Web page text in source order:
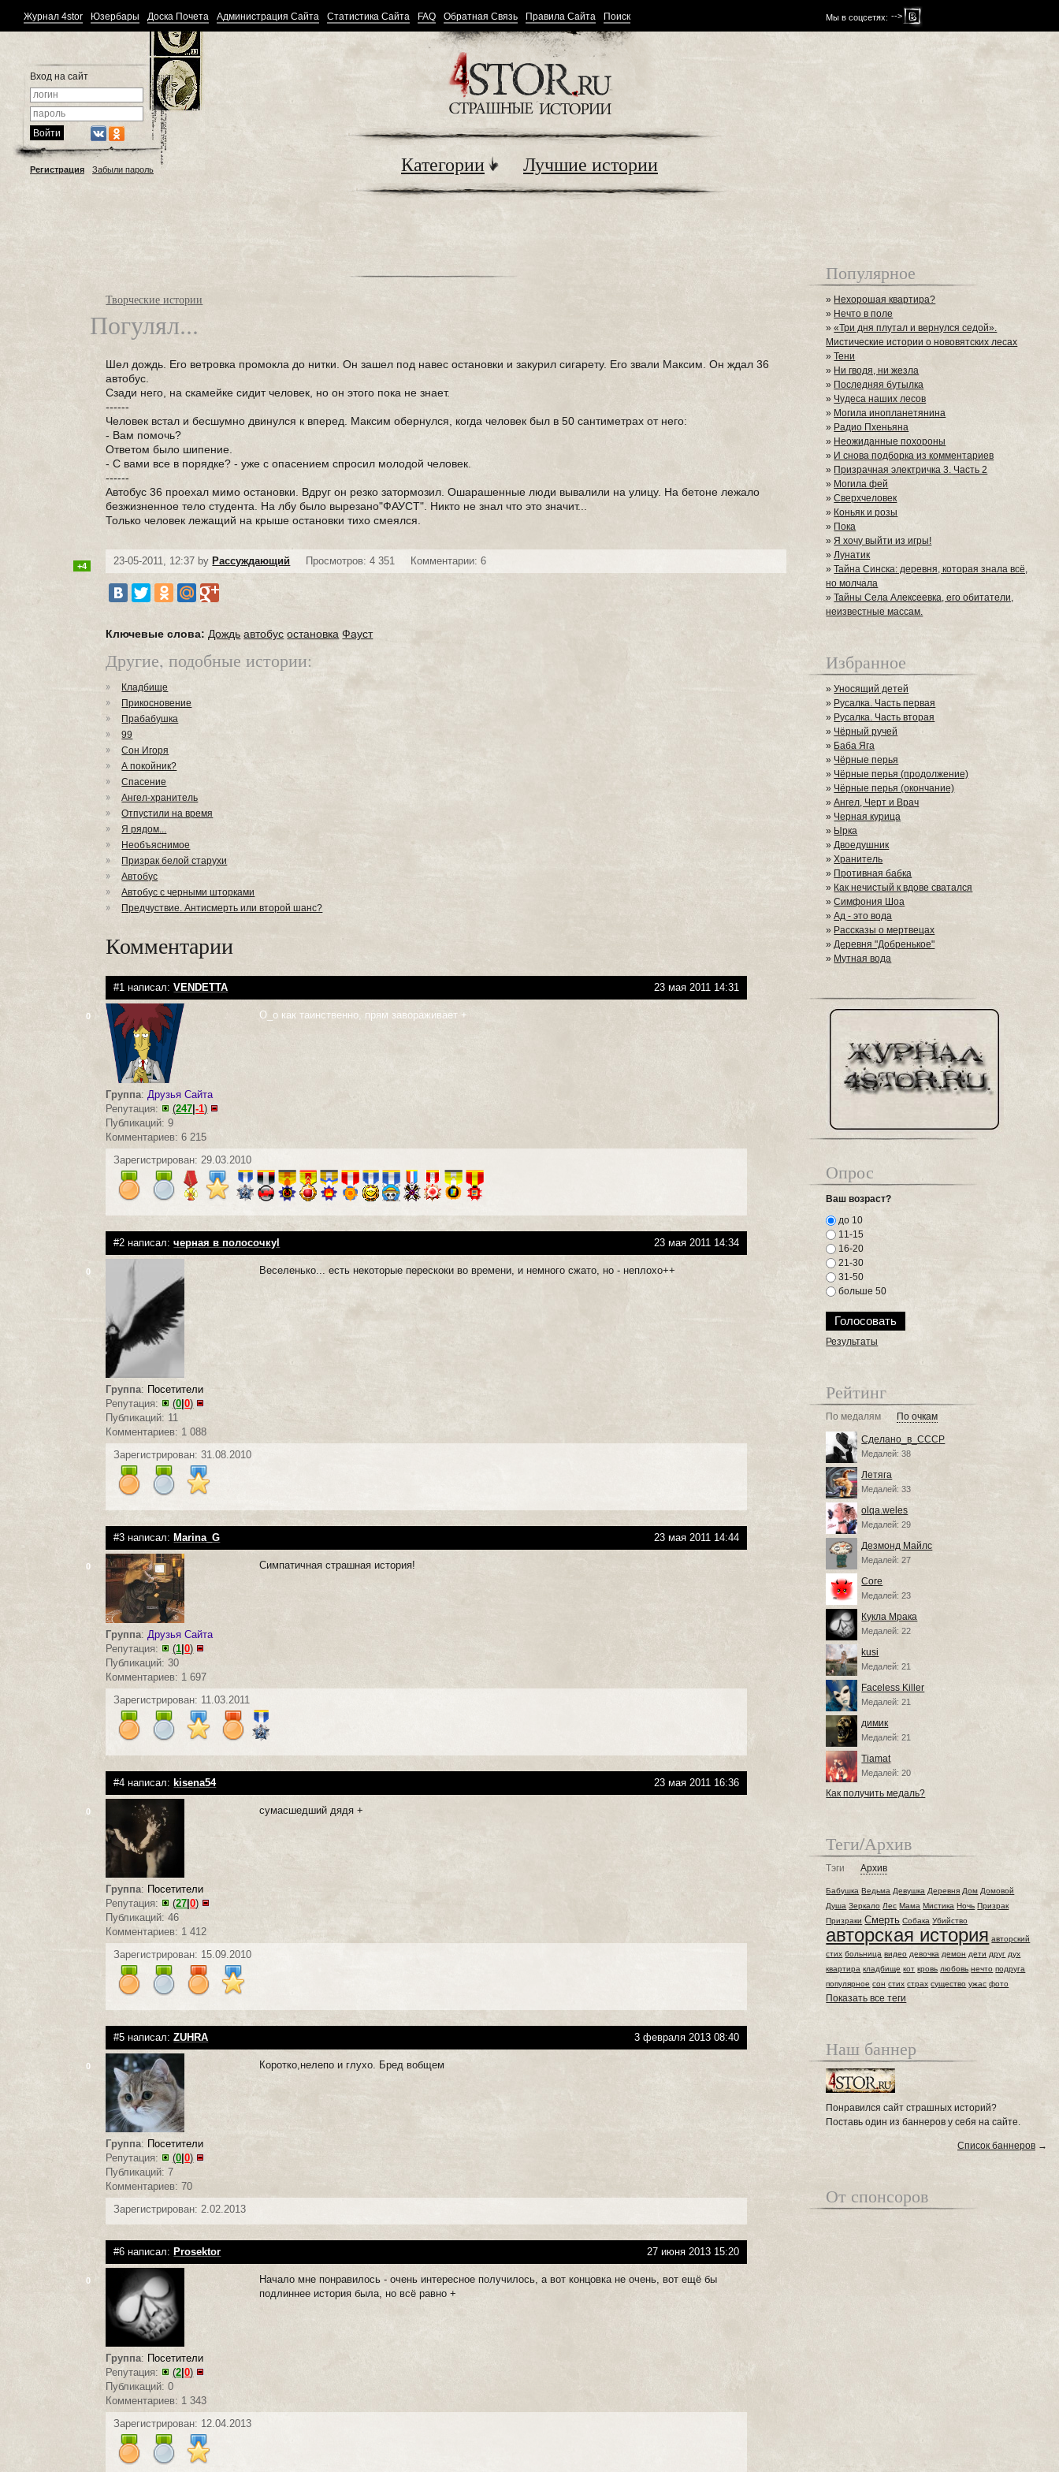
Мы в соцсетях: -->
Журнал 4stor Юзербары Доска Почета Администрация Сайта Статистика Сайта FAQ Обратная Связь Правила Сайта Поиск
Вход на сайт
Регистрация Забыли пароль Категории Лучшие истории
Творческие истории
Погулял...
Шел дождь. Его ветровка промокла до нитки. Он зашел под навес остановки и закурил сигарету. Его звали Максим. Он ждал 36
автобус.
Сзади него, на скамейке сидит человек, но он этого пока не знает.
------
Человек встал и бесшумно двинулся к вперед. Максим обернулся, когда человек был в 50 сантиметрах от него:
- Вам помочь?
Ответом было шипение.
- С вами все в порядке? - уже с опасением спросил молодой человек.
------
Автобус 36 проехал мимо остановки. Вдруг он резко затормозил. Ошарашенные люди вывалили на улицу. На бетоне лежало
безжизненное тело студента. На лбу было вырезано"ФАУСТ". Никто не знал что это значит...
Только человек лежащий на крыше остановки тихо смеялся.
23-05-2011, 12:37 by Рассуждающий Просмотров: 4 351 Комментарии: 6
+4
Ключевые слова: Дождь автобус остановка Фауст
Другие, подобные истории:
Кладбище
Прикосновение
Прабабушка
99
Сон Игоря
А покойник?
Спасение
Ангел-хранитель
Отпустили на время
Я рядом...
Необъяснимое
Призрак белой старухи
Автобус
Автобус с черными шторками
Предчуствие. Антисмерть или второй шанс?
Комментарии
#1 написал:VENDETTA 23 мая 2011 14:31
0
Группа: Друзья Сайта
Репутация:
(247 |-1)
Публикаций: 9
Комментариев: 6 215
О_о как таинственно, прям завораживает +
Зарегистрирован: 29.03.2010
#2 написал:черная в полосочкуl 23 мая 2011 14:34
0
Группа: Посетители
Репутация:
(0 |0)
Публикаций: 11
Комментариев: 1 088
Веселенько... есть некоторые перескоки во времени, и немного сжато, но - неплохо++
Зарегистрирован: 31.08.2010
#3 написал: Marina_G 23 мая 2011 14:44
0
Группа:Друзья Сайта
Репутация:
(1 |0)
Публикаций: 30
Комментариев: 1 697
Симпатичная страшная история!
Зарегистрирован: 11.03.2011
#4 написал: kisena54 23 мая 2011 16:36
0
Группа: Посетители
Репутация:
(27 |0)
Публикаций: 46
Комментариев: 1 412
сумасшедший дядя +
Зарегистрирован: 15.09.2010
#5 написал:ZUHRA 3 февраля 2013 08:40
0
Группа: Посетители
Репутация:
(0 |0)
Публикаций: 7
Комментариев: 70
Коротко,нелепо и глухо. Бред вобщем
Зарегистрирован: 2.02.2013
#6 написал: Prosektor 27 июня 2013 15:20
0
Группа: Посетители
Репутация:
(2 |0)
Публикаций: 0
Комментариев: 1 343
Начало мне понравилось - очень интересное получилось, а вот концовка не очень, вот ещё бы
подлиннее история была, но всё равно +
Зарегистрирован: 12.04.2013
Популярное
» Нехорошая квартира?
» Нечто в поле
»«Три дня плутал и вернулся седой».
Мистические истории о нововятских лесах
»Тени
» Ни гводя, ни жезла
» Последняя бутылка
» Чудеса наших лесов
» Могила инопланетянина
» Радио Пхеньяна
» Неожиданные похороны
» И снова подборка из комментариев
» Призрачная электричка 3. Часть 2
» Могила фей
»Сверхчеловек
» Коньяк и розы
» Пока
»Я хочу выйти из игры!
»Лунатик
»Тайна Синска: деревня, которая знала всё,
но молчала
»Тайны Села Алексеевка, его обитатели,
неизвестные массам.
Избранное
»Уносящий детей
» Русалка. Часть первая
» Русалка. Часть вторая
» Чёрный ручей
» Баба Яга
»Чёрные перья
» Чёрные перья (продолжение)
» Чёрные перья (окончание)
»Ангел, Черт и Врач
» Черная курица
» Ырка
»Двоедушник
»Хранитель
» Противная бабка
» Как нечистый к вдове сватался
»Симфония Шоа
»Ад - это вода
» Рассказы о мертвецах
»Деревня "Добренькое"
» Мутная вода
Опрос
Ваш возраст?
до 10
11-15
16-20
21-30
31-50
больше 50
Результаты
Рейтинг
По медалям По очкам
Сделано_в_СССР
Медалей: 38
Летяга
Медалей: 33
olqa.weles
Медалей: 29
Дезмонд Майлс
Медалей: 27
Core
Медалей: 23
Кукла Мрака
Медалей: 22
kusi
Медалей: 21
Faceless Killer
Медалей: 21
димик
Медалей: 21
Tiamat
Медалей: 20
Как получить медаль?
Теги/Архив
Тэги Архив
Бабушка Ведьма Девушка Деревня Дом Домовой
Душа Зеркало Лес Мама Мистика Ночь Призрак
Призраки Смерть Собака Убийство
авторская история авторский
стих больница видео девочка демон дети друг дух
квартира кладбище кот кровь любовь нечто подруга
популярное сон стих страх существо ужас фото
Показать все теги
Наш баннер
Понравился сайт страшных историй?
Поставь один из баннеров у себя на сайте.
Список баннеров →
От спонсоров